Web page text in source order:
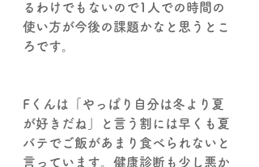
るわけでもないので1人での時間の
使い方が今後の課題かなと思うとこ
ろです。
Fくんは「やっぱり自分は冬より夏
が好きだね」と言う割には早くも夏
バテでご飯があまり食べられないと
言っています。健康診断も少し悪か